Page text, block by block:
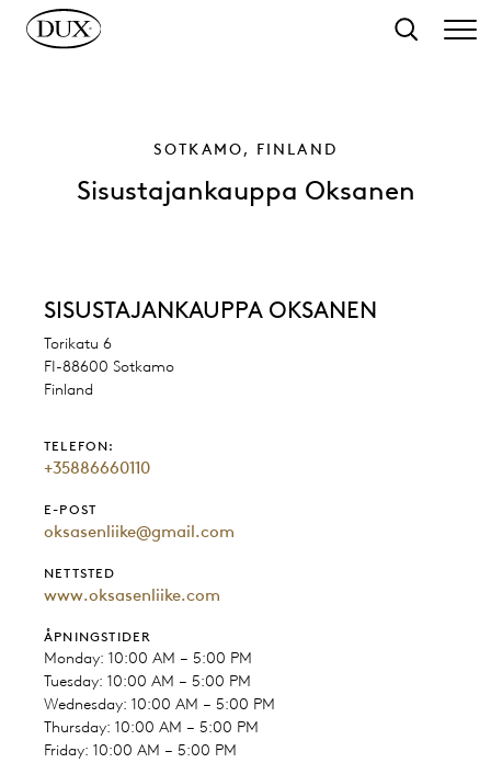
hovedinnhold
Søk
SOTKAMO, FINLAND
Sisustajankauppa Oksanen
SISUSTAJANKAUPPA OKSANEN
Torikatu 6
FI-88600 Sotkamo
Finland
TELEFON:
+35886660110
E-POST
oksasenliike@gmail.com
NETTSTED
www.oksasenliike.com
ÅPNINGSTIDER
Monday: 10:00 AM – 5:00 PM
Tuesday: 10:00 AM – 5:00 PM
Wednesday: 10:00 AM – 5:00 PM
Thursday: 10:00 AM – 5:00 PM
Friday: 10:00 AM – 5:00 PM